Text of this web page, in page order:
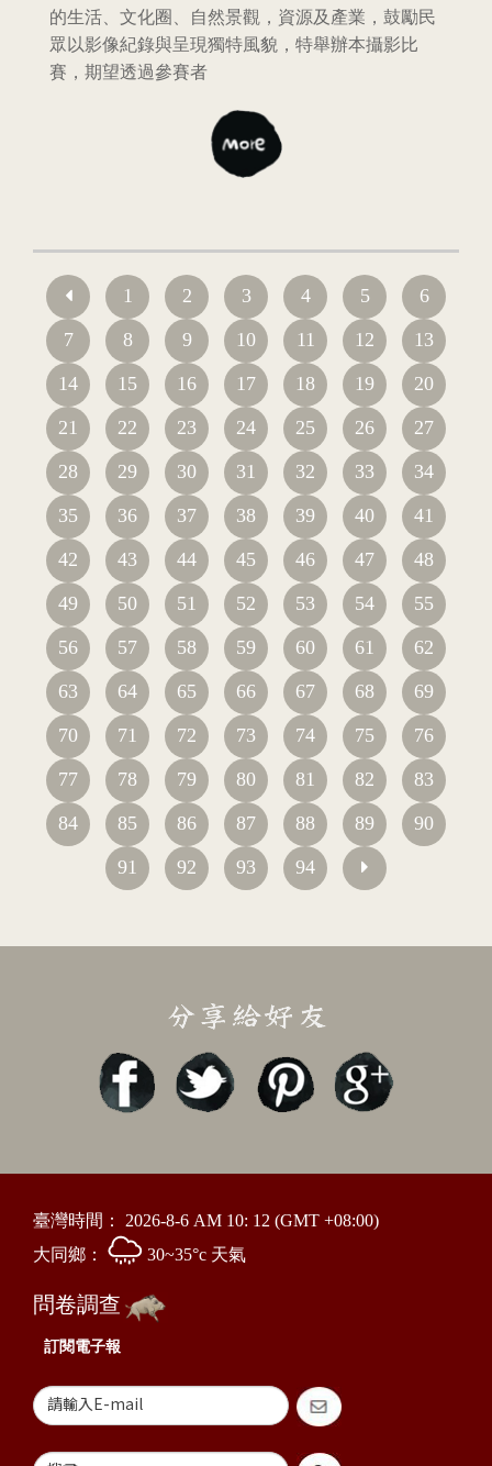
的生活、文化圈、自然景觀，資源及產業，鼓勵民
眾以影像紀錄與呈現獨特風貌，特舉辦本攝影比
賽，期望透過參賽者
1 2 3 4 5
6
7
8 9 10 11 12
13
14
15 16 17 18 19
20
21
22 23 24 25 26
27
28
29 30 31 32 33
34
35
36 37 38 39 40
41
42
43 44 45 46 47
48
49
50 51 52 53 54
55
56
57 58 59 60 61
62
63
64 65 66 67 68
69
70
71 72 73 74 75
76
77
78 79 80 81 82
83
84
85 86 87 88 89
90
91
92 93 94
臺灣時間： 2026-8-6 AM 10: 12 (GMT +08:00)
大同鄉：
30~35°c 天氣
問卷調查
訂閱電子報